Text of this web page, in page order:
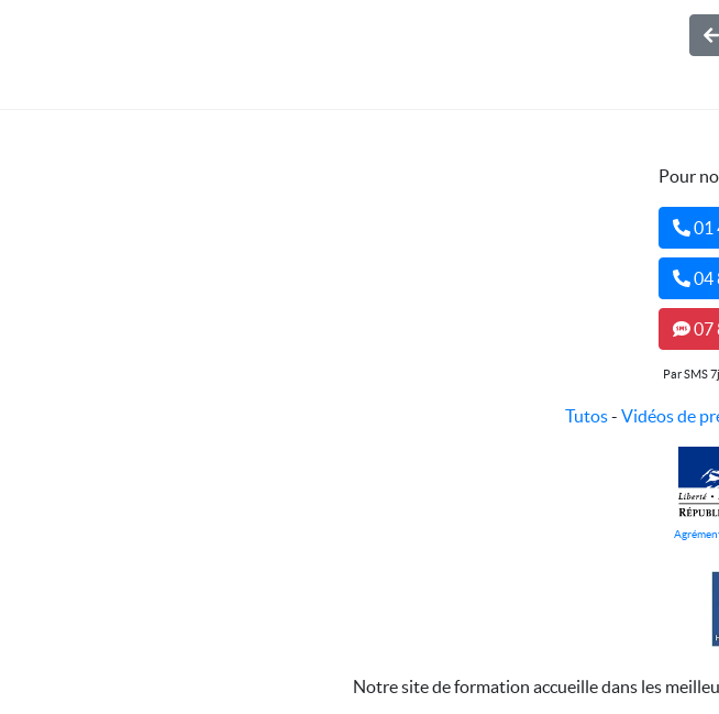
Pour
01
04
07
Par SMS
Tutos- Vidéos de
Notre site de formation accueille dans les